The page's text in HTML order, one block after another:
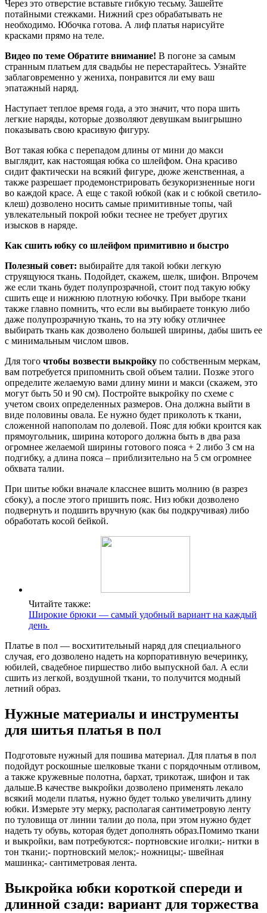
Через это отверстие вставьте гибкую тесьму. Зашейте
потайными стежками. Нижний срез обрабатывать не
необходимо. Юбочка готова. А лиф платья нарисуйте
красками прямо на теле.
Видео по теме Обратите внимание! В погоне за самым
странным платьем для свадьбы не перестарайтесь. Узнайте
заблаговременно у жениха, понравится ли ему ваш
эпатажный наряд.
Наступает теплое время года, а это значит, что пора шить
легкие наряды, которые дозволяют девушкам выигрышно
показывать свою красивую фигуру.
Вот такая юбка с перепадом длины от мини до макси
выглядит, как настоящая юбка со шлейфом. Она красиво
сидит фактически на всякий фигуре, дюже женственная, а
также разрешает продемонстрировать безукоризненные ноги
во каждой красе. А еще с такой юбкой (как и с юбкой светило-
клеш) дозволено носить самые примитивные топы, чай
увлекательный покрой юбки теснее не требует других
изысков в наряде.
Как сшить юбку со шлейфом примитивно и быстро
Полезный совет: выбирайте для такой юбки легкую
струящуюся ткань. Подойдет, скажем, шелк, шифон. Впрочем
же если ткань будет полупрозрачной, стоит под такую юбку
сшить еще и нижнюю плотную юбочку. При выборе ткани
также главно помнить, что если вы выбираете тонкую либо
даже полупрозрачную ткань, то на эту юбку отличнее
выбирать ткань как дозволено большей ширины, дабы шить ее
с минимальным числом швов.
Для того чтобы возвести выкройку по собственным меркам,
вам потребуется припомнить свой объем талии. Позже этого
определите желаемую вами длину мини и макси (скажем, это
могут быть 50 и 90 см). Постройте выкройку по схеме с
учетом своих определенных размеров. Она должна выйти в
виде половины овала. Ее нужно будет приколоть к ткани,
сложенной напополам по долевой. Пояс для юбки кроится как
прямоугольник, ширина которого должна быть в два раза
огромнее желаемой ширины готового пояса + 2 либо 3 см на
подгибку, а длина пояса – приблизительно на 5 см огромнее
обхвата талии.
При шитье юбки вначале класснее вшить молнию (в разрез
сбоку), а после этого пришить пояс. Низ юбки дозволено
подвернуть и подшить вручную (как бы подкручивая) либо
обработать косой бейкой.
Читайте также:
Широкие брюки — самый удобный вариант на каждый
день
Платье в пол — восхитительный наряд для специального
случая, его дозволено надеть на корпоративную вечеринку,
юбилей, свадебное пиршество либо выпускной бал. А если
сшить из легкой, воздушной ткани, то получится модный
летний образ.
Нужные материалы и инструменты
для шитья платья в пол
Подготовьте нужный для пошива материал. Для платья в пол
подойдут роскошные шелковые ткани с порядочным отливом,
а также кружевные полотна, бархат, трикотаж, шифон и так
дальше.В качестве выкройки дозволено применять лекало
всякий модели платья, нужно будет только увеличить длину
юбки. Измерьте эту мерку, располагая сантиметровую ленту
по туловища от линии талии до пола, при этом нужно будет
надеть ту обувь, которая будет дополнять образ.Помимо ткани
и выкройки, вам потребуются:- портновские иголки;- нитки в
тон ткани;- портновский мелок;- ножницы;- швейная
машинка;- сантиметровая лента.
Выкройка юбки короткой спереди и
длинной сзади: вариант для торжества